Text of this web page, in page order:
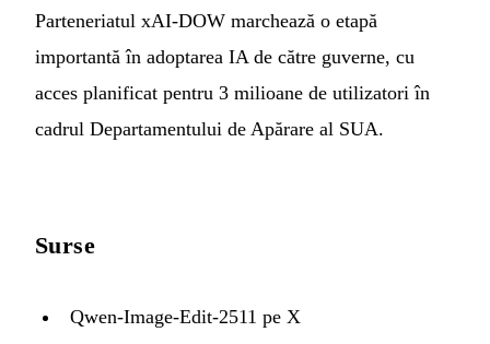
Parteneriatul xAI-DOW marchează o etapă
importantă în adoptarea IA de către guverne, cu
acces planificat pentru 3 milioane de utilizatori în
cadrul Departamentului de Apărare al SUA.
Surse
Qwen-Image-Edit-2511 pe X